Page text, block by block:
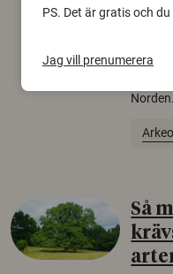
Det
Norden.
Så
PS. Det är gratis och
Jag vill prenumerera